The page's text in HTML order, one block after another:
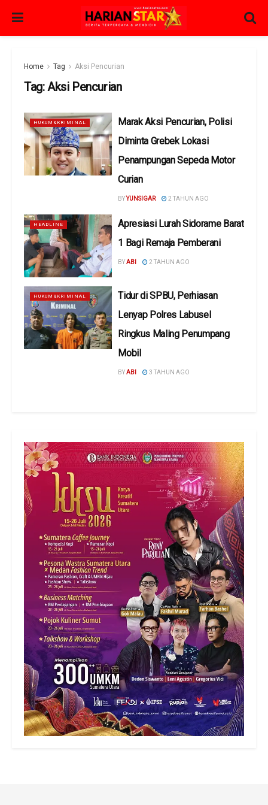
Home Tag Aksi Pencurian
Tag:Aksi Pencurian
HUKUM&KRIMINAL
Marak Aksi Pencurian, Polisi
Diminta Grebek Lokasi
Penampungan Sepeda Motor
Curian
BYYUNSIGAR 2 TAHUN AGO
HEADLINE
Apresiasi Lurah Sidorame Barat
1 Bagi Remaja Pemberani
BYABI 2 TAHUN AGO
HUKUM&KRIMINAL
Tidur di SPBU, Perhiasan
Lenyap Polres Labusel
Ringkus Maling Penumpang
Mobil
BYABI 3 TAHUN AGO